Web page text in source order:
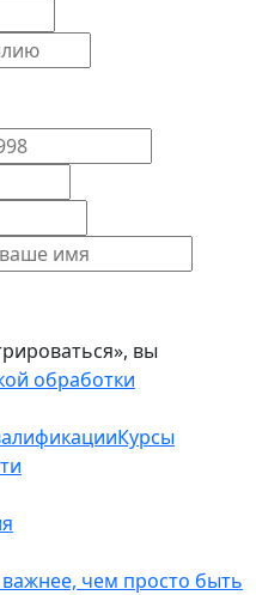
вы
обработки
Курсы
чем просто быть